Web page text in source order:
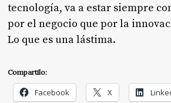
tecnología, va a estar siempre
por el negocio que por la
Lo que es una lástima.
Compartilo:
Facebook X